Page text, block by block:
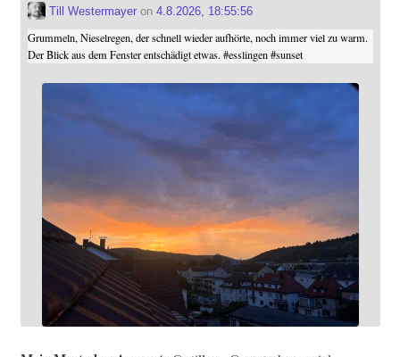
Till Westermayeron 4.8.2026, 18:55:56
Grummeln, Nieselregen, der schnell wieder aufhörte, noch immer viel zu warm.
Der Blick aus dem Fenster entschädigt etwas. #esslingen #sunset